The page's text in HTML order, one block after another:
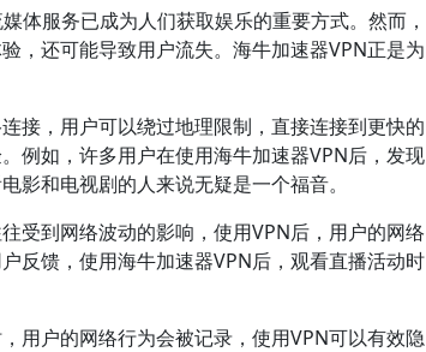
体服务已成为人们获取娱乐的重要方式。然而，
，还可能导致用户流失。海牛加速器VPN正是为
接，用户可以绕过地理限制，直接连接到更快的
例如，许多用户在使用海牛加速器VPN后，发现
影和电视剧的人来说无疑是一个福音。
受到网络波动的影响，使用VPN后，用户的网络
反馈，使用海牛加速器VPN后，观看直播活动时
用户的网络行为会被记录，使用VPN可以有效隐